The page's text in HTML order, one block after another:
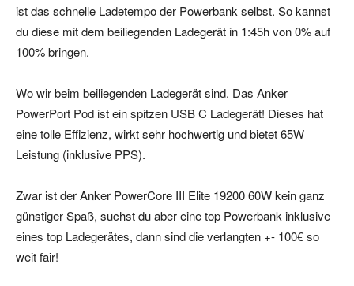
ist das schnelle Ladetempo der Powerbank selbst. So kannst
du diese mit dem beiliegenden Ladegerät in 1:45h von 0% auf
100% bringen.
Wo wir beim beiliegenden Ladegerät sind. Das Anker
PowerPort Pod ist ein spitzen USB C Ladegerät! Dieses hat
eine tolle Effizienz, wirkt sehr hochwertig und bietet 65W
Leistung (inklusive PPS).
Zwar ist der Anker PowerCore III Elite 19200 60W kein ganz
günstiger Spaß, suchst du aber eine top Powerbank inklusive
eines top Ladegerätes, dann sind die verlangten +- 100€ so
weit fair!